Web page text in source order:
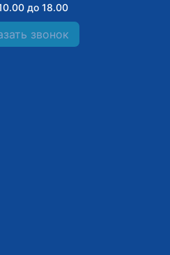
до 18.00
звонок